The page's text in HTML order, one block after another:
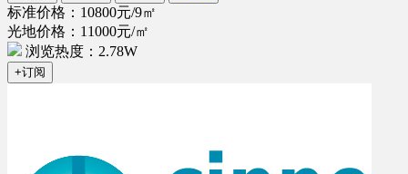
标准价格：10800元/9㎡
光地价格：11000元/㎡
浏览热度：2.78W
+订阅